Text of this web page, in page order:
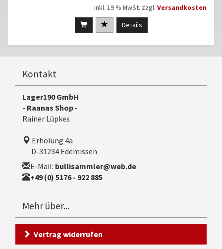
inkl. 19 % MwSt. zzgl. Versandkosten
Details
Kontakt
Lager190 GmbH
- Raanas Shop -
Rainer Lüpkes
Erholung 4a
D-31234 Edemissen
E-Mail: bullisammler@web.de
+49 (0) 5176 - 922 885
Mehr über...
Vertrag widerrufen